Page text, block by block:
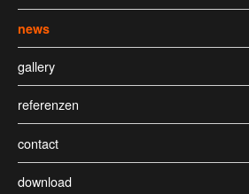
news
gallery
referenzen
contact
download